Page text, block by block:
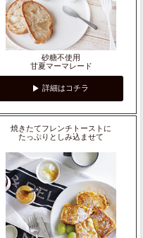
砂糖不使用
甘夏マーマレード
詳細はコチラ
焼きたてフレンチトーストに
たっぷりとしみ込ませて